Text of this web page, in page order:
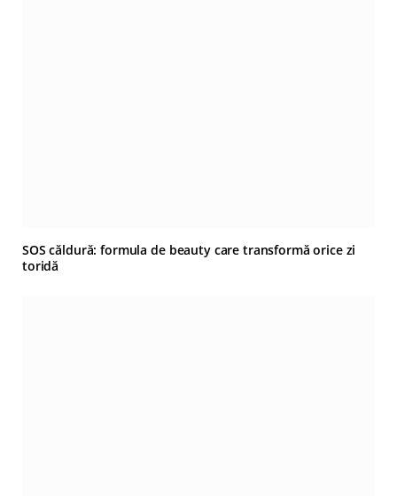
SOS căldură: formula de beauty care transformă orice zi
toridă